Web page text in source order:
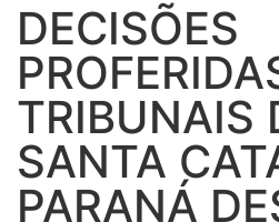
DECISÕES
TRIBUNAIS
SANTA
PARANÁ